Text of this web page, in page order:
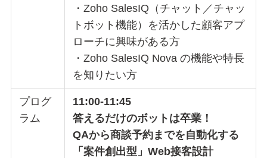
・Zoho SalesIQ（チャット／チャッ
トボット機能）を活かした顧客アプ
ローチに興味がある方
・Zoho SalesIQ Nova の機能や特長
を知りたい方
プログ
ラム
11:00-11:45
答えるだけのボットは卒業！
QAから商談予約までを自動化する
「案件創出型」Web接客設計